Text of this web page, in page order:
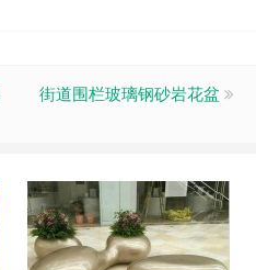
街道围栏玻璃钢砂岩花盆